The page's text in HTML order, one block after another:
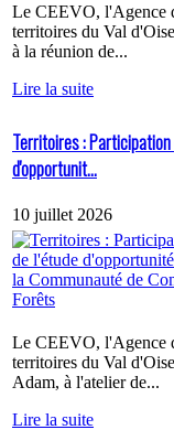
Le CEEVO, l'Agence
territoires du Val
à la réunion de...
Lire la suite
Territoires : Participation
d'opportunit...
10 juillet 2026
Le CEEVO, l'Agence
territoires du Val
Adam, à l'atelier de...
Lire la suite